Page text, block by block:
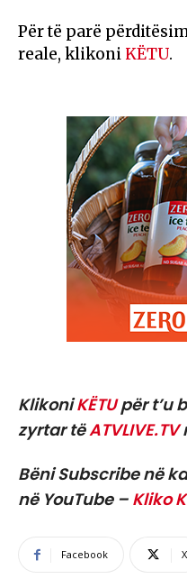
Për të parë
reale, klikoni KËTU.
KlikoniKËTUpër t’u
zyrtar tëATVLIVE.TV
Bëni Subscribe në
në YouTube – Kliko
Facebook X